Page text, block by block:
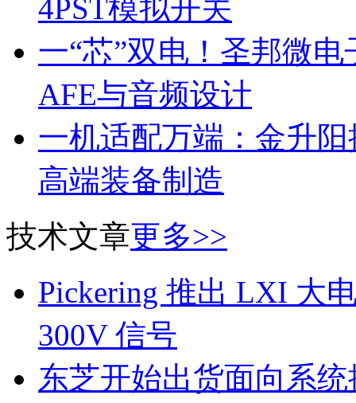
4PST模拟开关
一“芯”双电！圣邦微
AFE与音频设计
一机适配万端：金升
高端装备制造
技术文章更多>>
Pickering 推出 LXI 大
300V 信号
东芝开始出货面向系